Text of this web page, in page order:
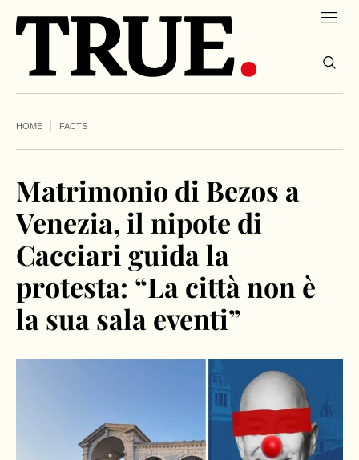
HOME FACTS
Matrimonio di Bezos a
Venezia, il nipote di
Cacciari guida la
protesta: “La città non è
la sua sala eventi”